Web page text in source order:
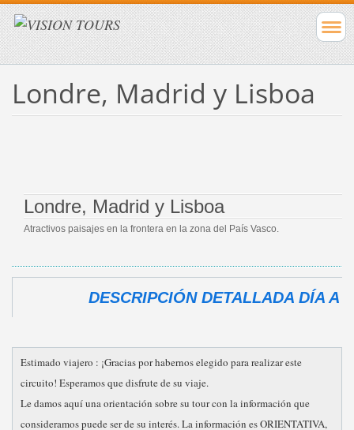
Londre, Madrid y Lisboa
Londre, Madrid y Lisboa
Atractivos paisajes en la frontera en la zona del País Vasco.
DESCRIPCIÓN DETALLADA DÍA A
Estimado viajero : ¡Gracias por habernos elegido para realizar este
circuito! Esperamos que disfrute de su viaje.
Le damos aquí una orientación sobre su tour con la información que
consideramos puede ser de su interés. La información es ORIENTATIVA,